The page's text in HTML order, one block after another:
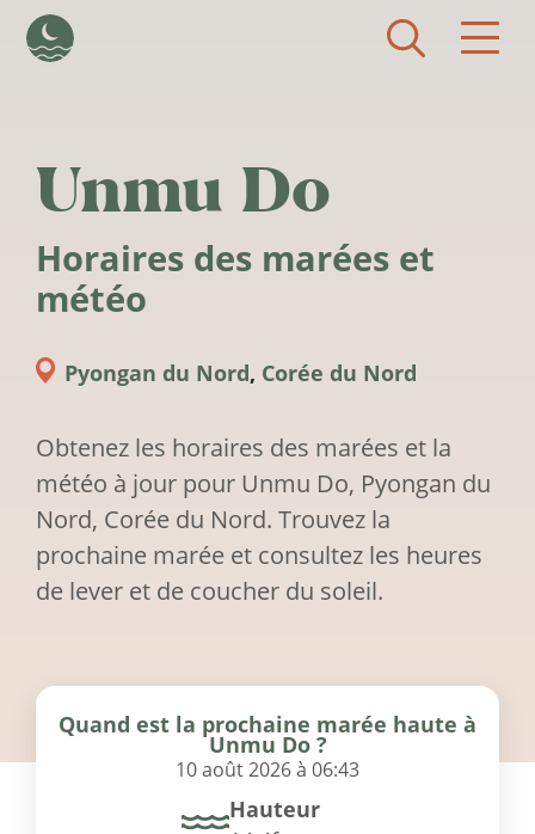
Unmu Do
Horaires des marées et
météo
Pyongan du Nord, Corée du Nord
Obtenez les horaires des marées et la
météo à jour pour Unmu Do, Pyongan du
Nord, Corée du Nord. Trouvez la
prochaine marée et consultez les heures
de lever et de coucher du soleil.
Quand est la prochaine marée haute à
Unmu Do ?
10 août 2026 à 06:43
Hauteur